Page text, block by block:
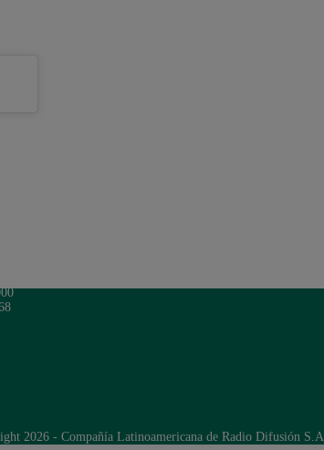
2026 - Compañía Latinoamericana de Radio Difusión S.A.